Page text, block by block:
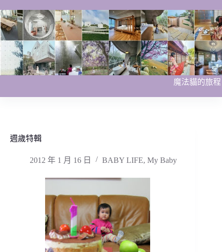
至
主
要
內
容
魔法貓的旅程
週歲特輯
2012 年 1 月 16 日 BABY LIFE, My Baby